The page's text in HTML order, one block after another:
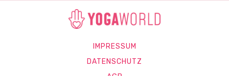
IMPRESSUM
DATENSCHUTZ